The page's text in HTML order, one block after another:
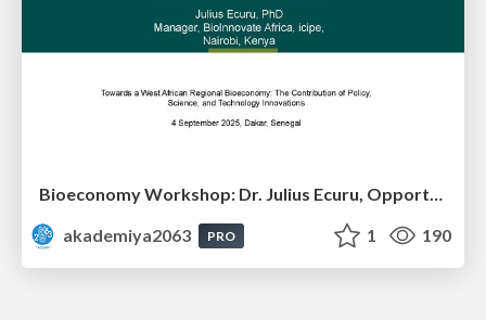
akademiya2063
PRO 1 190